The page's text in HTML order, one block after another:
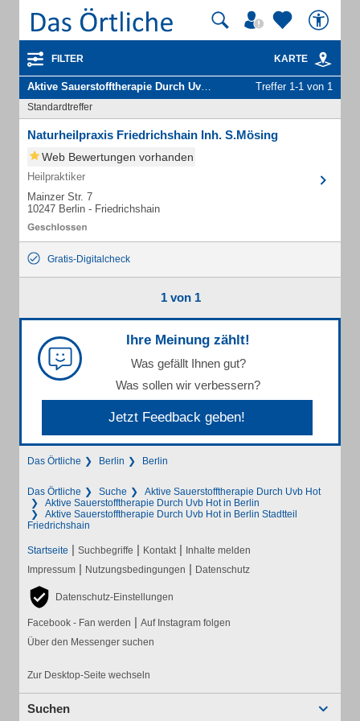
FILTER KARTE
Aktive Sauerstofftherapie Durch Uvb Hot in Berlin Friedrichshain
Treffer 1-1 von 1
Standardtreffer
Naturheilpraxis Friedrichshain Inh. S.Mösing
Web Bewertungen vorhanden
Heilpraktiker
Mainzer Str. 7
10247 Berlin - Friedrichshain
Gratis-Digitalcheck
1 von 1
Ihre Meinung zählt!
Was gefällt Ihnen gut?
Was sollen wir verbessern?
Jetzt Feedback geben!
Das Örtliche Berlin Berlin
Das Örtliche Suche
Aktive Sauerstofftherapie Durch Uvb Hot
Aktive Sauerstofftherapie Durch Uvb Hot in Berlin
Aktive Sauerstofftherapie Durch Uvb Hot in Berlin Stadtteil
Friedrichshain
Startseite | Suchbegriffe | Kontakt | Inhalte melden
Impressum | Nutzungsbedingungen | Datenschutz
Datenschutz-Einstellungen
Facebook - Fan werden | Auf Instagram folgen
Über den Messenger suchen
Zur Desktop-Seite wechseln
Suchen